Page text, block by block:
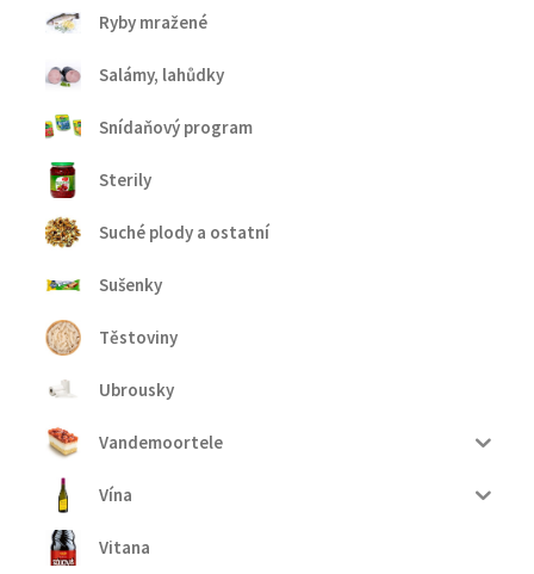
Ryby mražené
Salámy, lahůdky
Snídaňový program
Sterily
Suché plody a ostatní
Sušenky
Těstoviny
Ubrousky
Vandemoortele
Vína
Vitana